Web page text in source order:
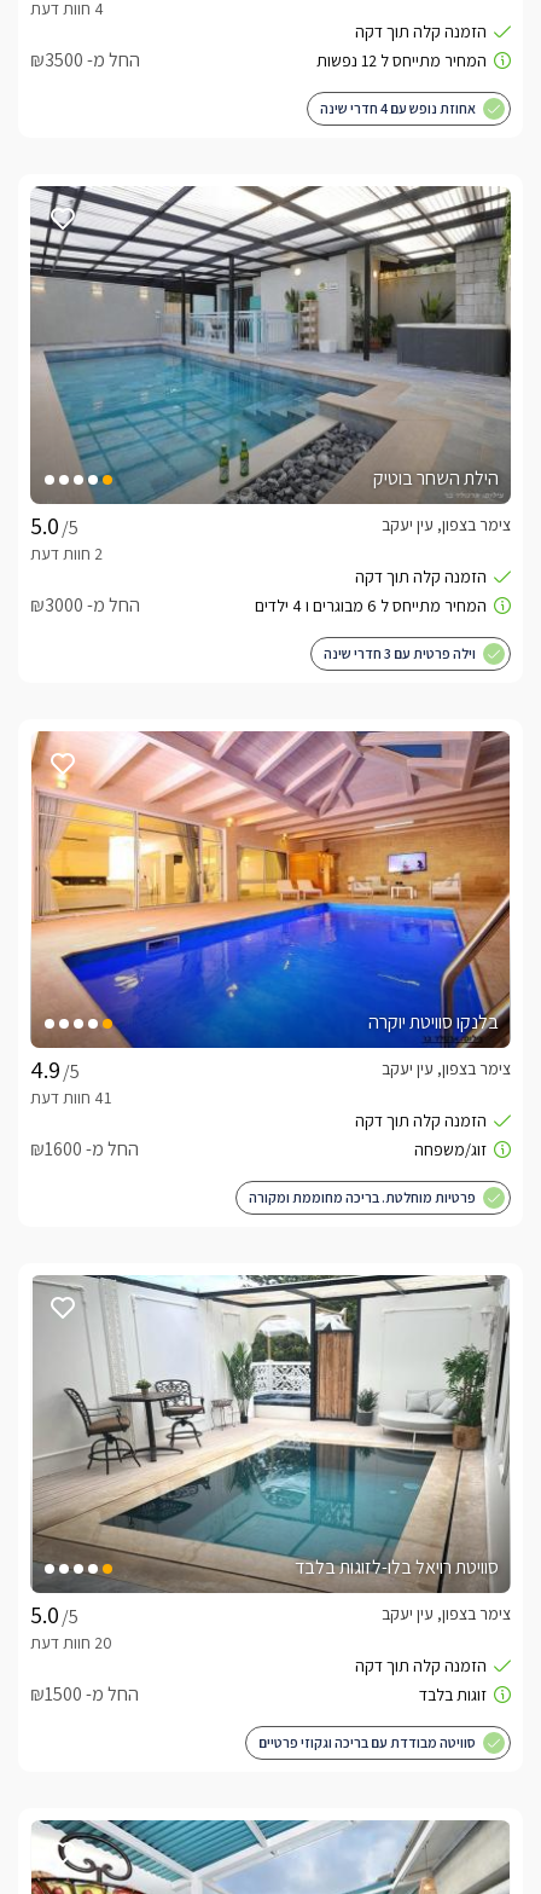
החל מ- ₪3500
אחוזת נופש עם 4 חדרי שינה
הילת השחר בוטיק
/5
צימר בצפון, עין יעקב
החל מ- ₪3000
וילה פרטית עם 3 חדרי שינה
בלנקו סוויטת יוקרה
/5
צימר בצפון, עין יעקב
החל מ- ₪1600
פרטיות מוחלטת. בריכה מחוממת ומקורה
סוויטת רויאל בלו-לזוגות בלבד
/5
צימר בצפון, עין יעקב
החל מ- ₪1500
סוויטה מבודדת עם בריכה וגקוזי פרטיים